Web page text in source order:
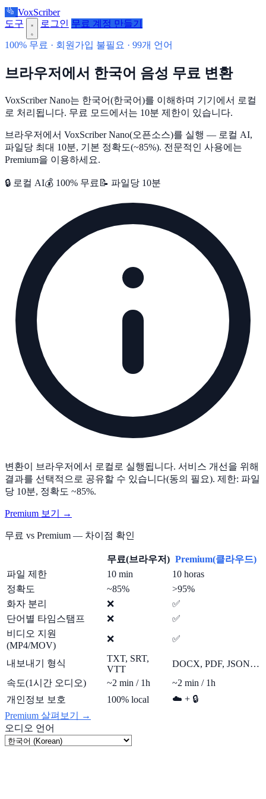
VoxScriber
도구
로그인 무료 계정 만들기
100% 무료 · 회원가입 불필요 · 99개 언어
브라우저에서 한국어 음성 무료 변환
VoxScriber Nano는 한국어(한국어)를 이해하며 기기에서 로컬
로 처리됩니다. 무료 모드에서는 10분 제한이 있습니다.
브라우저에서 VoxScriber Nano(오픈소스)를 실행 — 로컬 AI,
파일당 최대 10분, 기본 정확도(~85%). 전문적인 사용에는
Premium을 이용하세요.
🔒 로컬 AI💰 100% 무료 📝 파일당 10분
변환이 브라우저에서 로컬로 실행됩니다. 서비스 개선을 위해
결과를 선택적으로 공유할 수 있습니다(동의 필요). 제한: 파일
당 10분, 정확도 ~85%.
Premium 보기 →
무료 vs Premium — 차이점 확인
무료(브라우저) Premium(클라우드)
파일 제한
10 min
10 horas
정확도
~85%
>95%
화자 분리
❌
✅
단어별 타임스탬프
❌
✅
비디오 지원
(MP4/MOV)
❌ ✅
내보내기 형식
TXT, SRT,
VTT
DOCX, PDF, JSON…
속도(1시간 오디오)
~2 min / 1h
~2 min / 1h
개인정보 보호
100% local
☁️ + 🔒
Premium 살펴보기 →
오디오 언어